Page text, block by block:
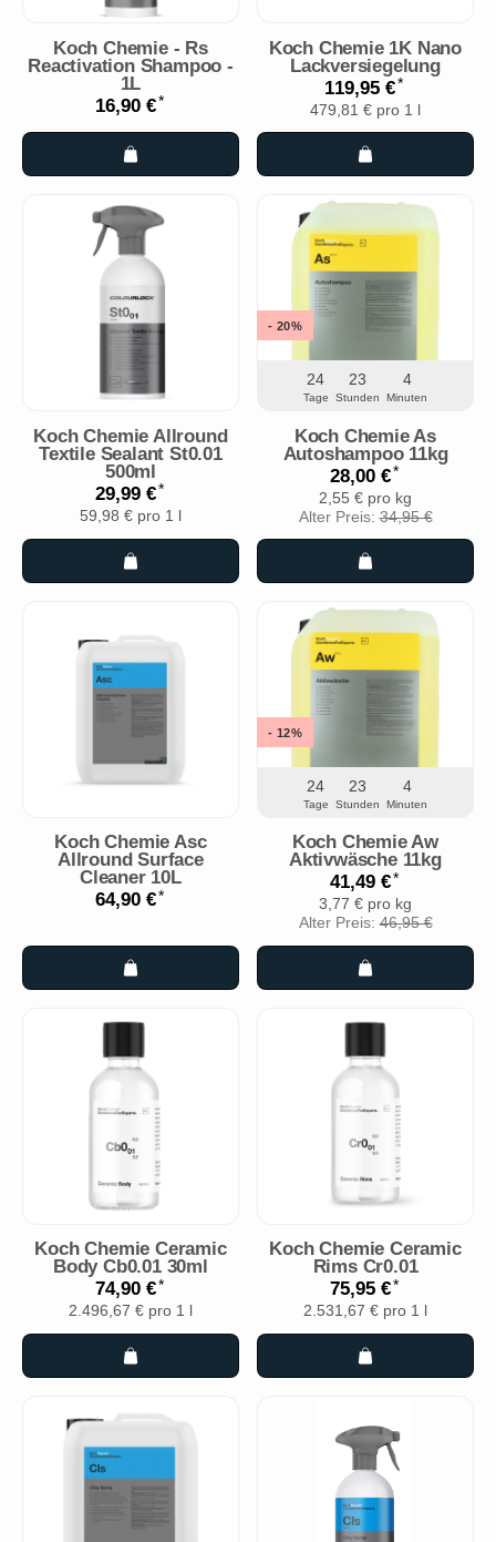
Koch Chemie - Rs
Reactivation Shampoo -
1L
16,90 €*
Koch Chemie 1K Nano
Lackversiegelung
119,95 €*
479,81 € pro 1 l
Koch Chemie Allround
Textile Sealant St0.01
500ml
29,99 €*
59,98 € pro 1 l
24
Tage
23
Stunden
4
Minuten
- 20%
Koch Chemie As
Autoshampoo 11kg
28,00 €*
2,55 € pro kg
Alter Preis:34,95 €
Koch Chemie Asc
Allround Surface
Cleaner 10L
64,90 €*
24
Tage
23
Stunden
4
Minuten
- 12%
Koch Chemie Aw
Aktivwäsche 11kg
41,49 €*
3,77 € pro kg
Alter Preis:46,95 €
Koch Chemie Ceramic
Body Cb0.01 30ml
74,90 €*
2.496,67 € pro 1 l
Koch Chemie Ceramic
Rims Cr0.01
75,95 €*
2.531,67 € pro 1 l